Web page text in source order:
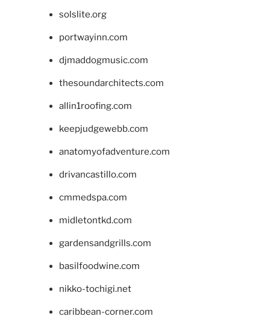
solslite.org
portwayinn.com
djmaddogmusic.com
thesoundarchitects.com
allin1roofing.com
keepjudgewebb.com
anatomyofadventure.com
drivancastillo.com
cmmedspa.com
midletontkd.com
gardensandgrills.com
basilfoodwine.com
nikko-tochigi.net
caribbean-corner.com